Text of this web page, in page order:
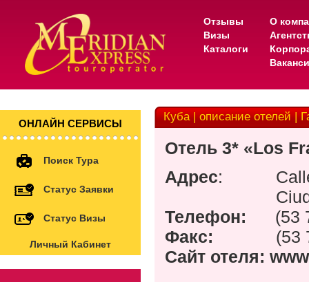
Отзывы
Визы
Каталоги
О
ОНЛАЙН СЕРВИСЫ
Поиск Тура
Статус Заявки
Статус Визы
Личный Кабинет
Куба | описание отелей |
Отель 3* «Los
Адрес:
Телефон:
(53
Факс:
(53
Сайт отеля: